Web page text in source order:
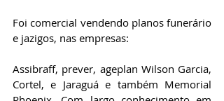
Foi comercial vendendo planos funerário
e jazigos, nas empresas:
Assibraff, prever, ageplan Wilson Garcia,
Cortel, e Jaraguá e também Memorial